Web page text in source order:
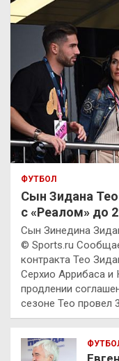
ФУТБОЛ
Сын Зидана
с «Реалом» до
Сын Зинедина
© Sports.ru
контракта Тео
Серхио Аррибаса и
продлении
сезоне Тео провел